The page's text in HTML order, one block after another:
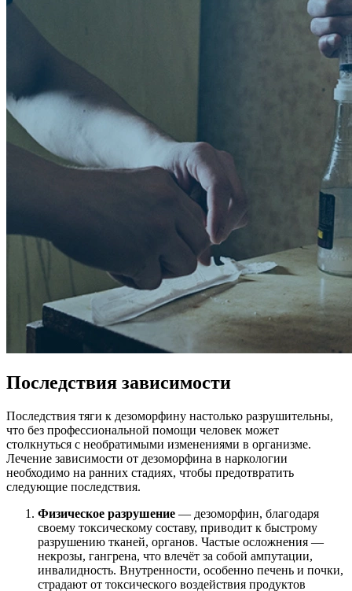
Последствия зависимости
Последствия тяги к дезоморфину настолько разрушительны,
что без профессиональной помощи человек может
столкнуться с необратимыми изменениями в организме.
Лечение зависимости от дезоморфина в наркологии
необходимо на ранних стадиях, чтобы предотвратить
следующие последствия.
Физическое разрушение — дезоморфин, благодаря
своему токсическому составу, приводит к быстрому
разрушению тканей, органов. Частые осложнения —
некрозы, гангрена, что влечёт за собой ампутации,
инвалидность. Внутренности, особенно печень и почки,
страдают от токсического воздействия продуктов